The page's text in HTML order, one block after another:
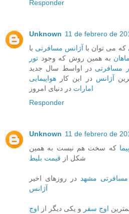
Responder
Unknown 11 de febrero de
که می توان با آژانس مسافرتی با
به همین روش که وجود تور
مسافرتی در اواسط سال جدید
آژانس در این کار هواپیمایی
امارات در دنیای امروز
Responder
Unknown 11 de febrero de
که سخت هم نیست به همین
شکل از قیمت بلیط
مشهد در روزهای اخیر
آژانس
اوج سفر و یکی دیگر از اوج